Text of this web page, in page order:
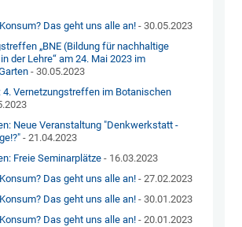
Das geht uns alle an! - 30.05.2023
„BNE (Bildung für nachhaltige
der Lehre“ am 24. Mai 2023 im
- 30.05.2023
4. Vernetzungstreffen im Botanischen
Neue Veranstaltung "Denkwerkstatt -
- 21.04.2023
Freie Seminarplätze- 16.03.2023
Das geht uns alle an! - 27.02.2023
Das geht uns alle an! - 30.01.2023
Das geht uns alle an! - 20.01.2023